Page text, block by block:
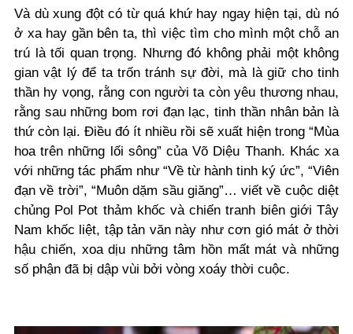
Và dù xung đột có từ quá khứ hay ngay hiện tại, dù nó
ở xa hay gần bên ta, thì việc tìm cho mình một chỗ an
trú là tối quan trọng. Nhưng đó không phải một không
gian vật lý để ta trốn tránh sự đời, mà là giữ cho tinh
thần hy vọng, rằng con người ta còn yêu thương nhau,
rằng sau những bom rơi đạn lạc, tinh thần nhân bản là
thứ còn lại. Điều đó ít nhiều rồi sẽ xuất hiện trong “Mùa
hoa trên những lối sông” của Võ Diệu Thanh. Khác xa
với những tác phẩm như “Về từ hành tinh ký ức”, “Viên
đạn về trời”, “Muôn dặm sầu giăng”… viết về cuộc diệt
chủng Pol Pot thảm khốc và chiến tranh biên giới Tây
Nam khốc liệt, tập tản văn này như cơn gió mát ở thời
hậu chiến, xoa dịu những tâm hồn mất mát và những
số phận đã bị dập vùi bởi vòng xoáy thời cuộc.